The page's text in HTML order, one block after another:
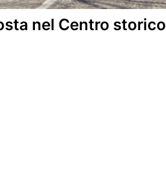
nel Centro storico